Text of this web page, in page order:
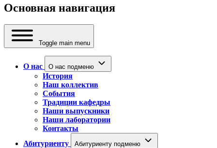
Основная навигация
Toggle main menu
О нас О нас подменю
История
Наш коллектив
События
Традиции кафедры
Наши выпускники
Наши лаборатории
Контакты
Абитуриенту
Абитуриенту подменю